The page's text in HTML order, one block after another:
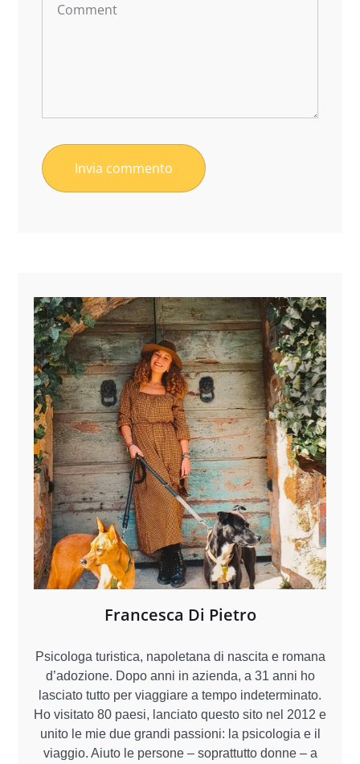
Francesca Di Pietro
Psicologa turistica, napoletana di nascita e romana
d’adozione. Dopo anni in azienda, a 31 anni ho
lasciato tutto per viaggiare a tempo indeterminato.
Ho visitato 80 paesi, lanciato questo sito nel 2012 e
unito le mie due grandi passioni: la psicologia e il
viaggio. Aiuto le persone – soprattutto donne – a